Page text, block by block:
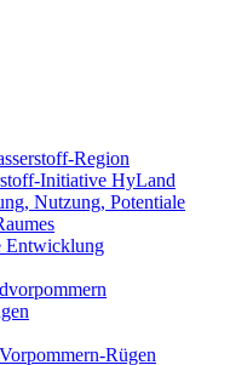
Region
Initiative HyLand
Nutzung, Potentiale
Entwicklung
Rügen